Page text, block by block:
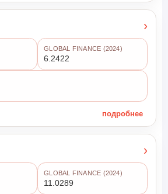
›
GLOBAL FINANCE (2024)
6.2422
подробнее
›
GLOBAL FINANCE (2024)
11.0289